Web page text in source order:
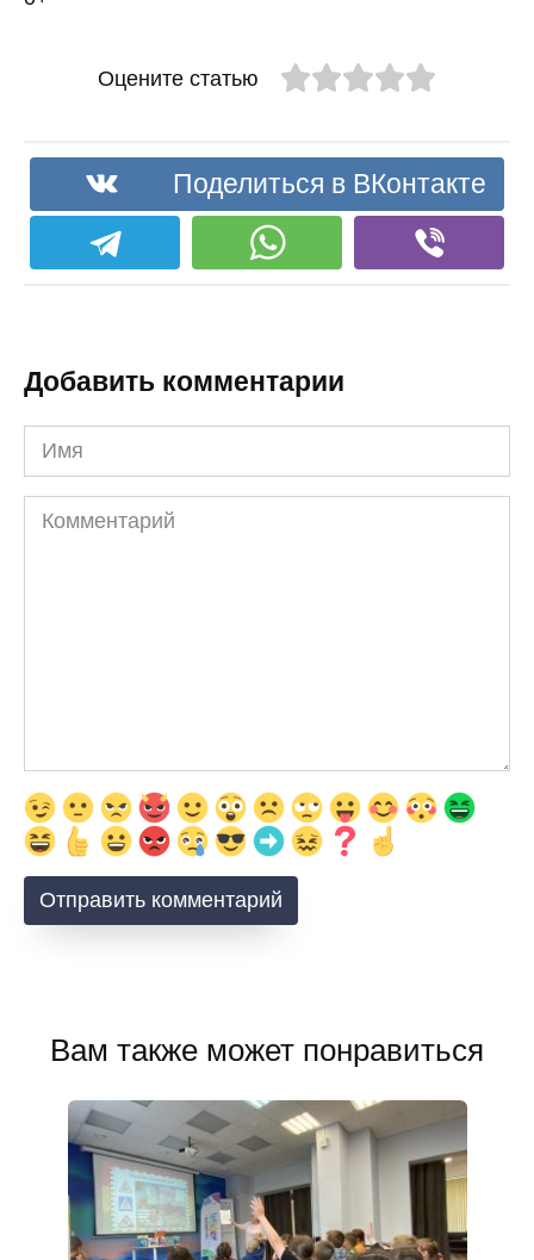
Оцените статью
Поделиться в ВКонтакте
Добавить комментарии
Имя
Комментарий
Вам также может понравиться